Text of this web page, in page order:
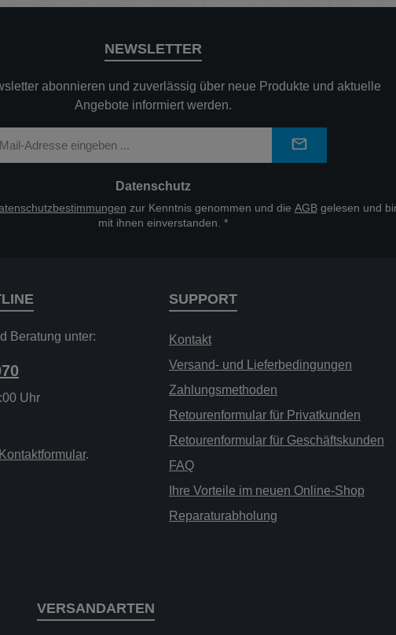
NEWSLETTER
abonnieren und zuverlässig über neue Produkte und aktuelle
Angebote informiert werden.
Datenschutz
zur Kenntnis genommen und die AGBgelesen und
mit ihnen einverstanden. *
Beratung unter:
Uhr
Kontaktformular.
SUPPORT
Kontakt
Versand- und Lieferbedingungen
Zahlungsmethoden
Retourenformular für Privatkunden
Retourenformular für Geschäftskunden
FAQ
Ihre Vorteile im neuen Online-Shop
Reparaturabholung
VERSANDARTEN